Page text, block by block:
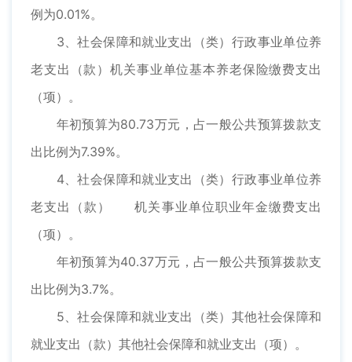
例为0.01%。
3、社会保障和就业支出（类）行政事业单位养
老支出（款）机关事业单位基本养老保险缴费支出
（项）。
年初预算为80.73万元，占一般公共预算拨款支
出比例为7.39%。
4、社会保障和就业支出（类）行政事业单位养
老支出（款） 机关事业单位职业年金缴费支出
（项）。
年初预算为40.37万元，占一般公共预算拨款支
出比例为3.7%。
5、社会保障和就业支出（类）其他社会保障和
就业支出（款）其他社会保障和就业支出（项）。